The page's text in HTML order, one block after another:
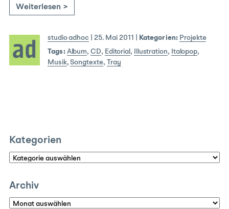
Weiterlesen >
studio adhoc 25. Mai 2011 Kategorien: Projekte
Tags: Album,CD, Editorial , Illustration, Italopop,
Musik,Songtexte, Tray
Kategorien
Kategorien
Archiv
Archiv